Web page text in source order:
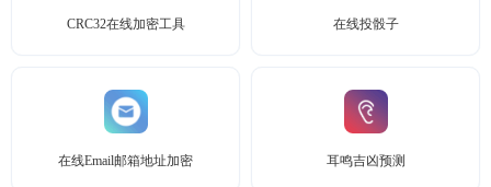
CRC32在线加密工具 在线投骰子
在线Email邮箱地址加密 耳鸣吉凶预测